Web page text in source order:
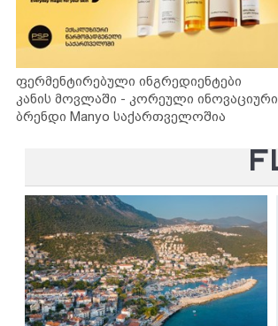
ფერმენტირებული ინგრედიენტები
კანის მოვლაში - კორეული ინოვაციური
ბრენდი Manyo საქართველოშია